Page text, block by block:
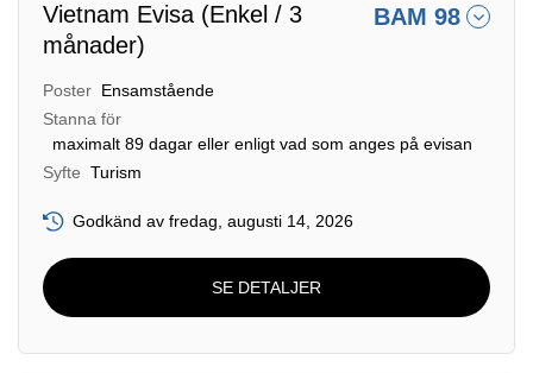
Vietnam Evisa (Enkel / 3
månader)
BAM 98
Poster Ensamstående
Stanna för
maximalt 89 dagar eller enligt vad som anges på evisan
Syfte Turism
Godkänd av fredag, augusti 14, 2026
SE DETALJER